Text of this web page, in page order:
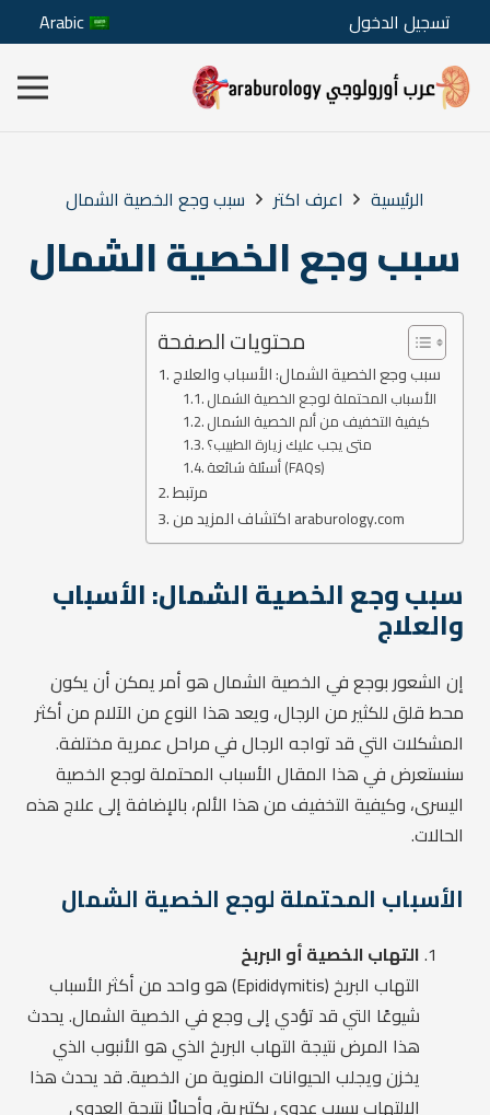
تسجيل الدخول Arabic
الرئيسية اعرف اكتر سبب وجع الخصية الشمال
سبب وجع الخصية الشمال
محتويات الصفحة
سبب وجع الخصية الشمال: الأسباب والعلاج
الأسباب المحتملة لوجع الخصية الشمال
كيفية التخفيف من ألم الخصية الشمال
متى يجب عليك زيارة الطبيب؟
أسئلة شائعة (FAQs)
مرتبط
اكتشاف المزيد من araburology.com
سبب وجع الخصية الشمال: الأسباب
والعلاج
إن الشعور بوجع في الخصية الشمال هو أمر يمكن أن يكون
محط قلق للكثير من الرجال، ويعد هذا النوع من الآلام من أكثر
المشكلات التي قد تواجه الرجال في مراحل عمرية مختلفة.
سنستعرض في هذا المقال الأسباب المحتملة لوجع الخصية
اليسرى، وكيفية التخفيف من هذا الألم، بالإضافة إلى علاج هذه
الحالات.
الأسباب المحتملة لوجع الخصية الشمال
التهاب الخصية أو البربخ
التهاب البربخ (Epididymitis) هو واحد من أكثر الأسباب
شيوعًا التي قد تؤدي إلى وجع في الخصية الشمال. يحدث
هذا المرض نتيجة التهاب البربخ الذي هو الأنبوب الذي
يخزن ويجلب الحيوانات المنوية من الخصية. قد يحدث هذا
الالتهاب بسبب عدوى بكتيرية، وأحيانًا نتيجة العدوى